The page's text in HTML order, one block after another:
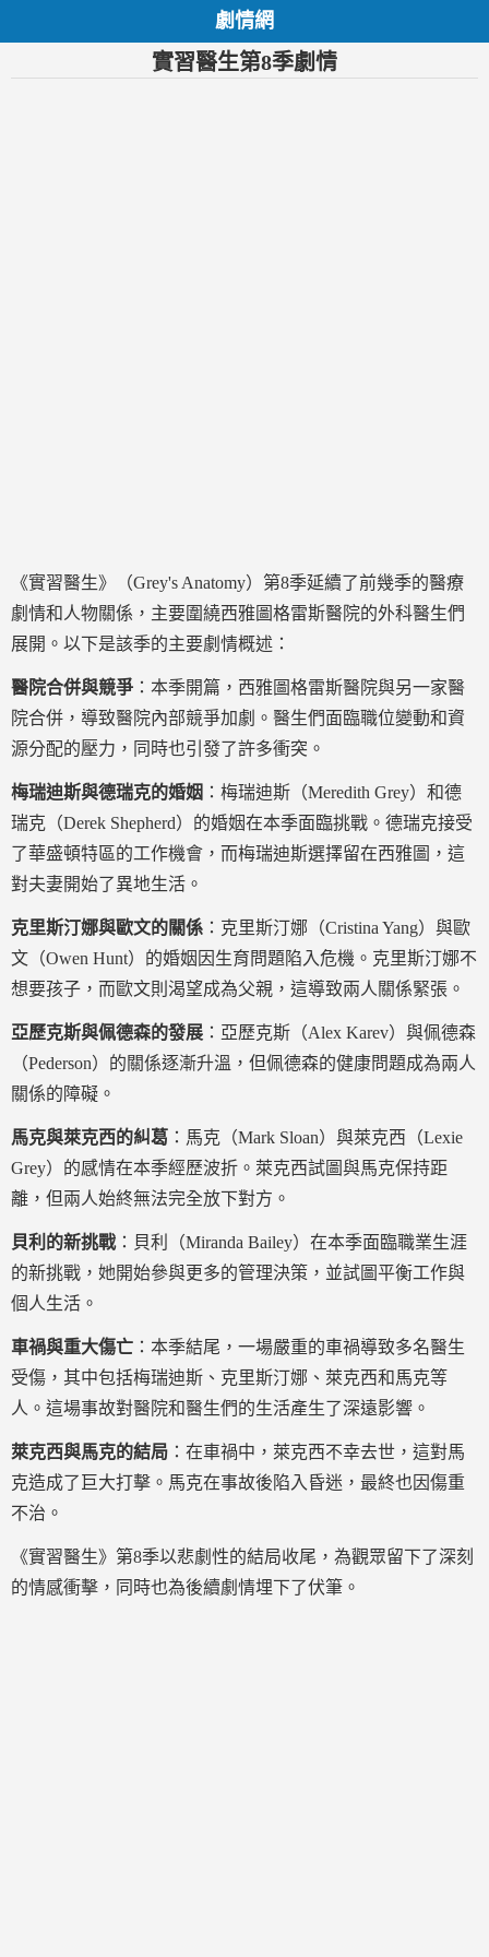
劇情網
實習醫生第8季劇情
《實習醫生》（Grey's Anatomy）第8季延續了前幾季的醫療
劇情和人物關係，主要圍繞西雅圖格雷斯醫院的外科醫生們
展開。以下是該季的主要劇情概述：
醫院合併與競爭 ：本季開篇，西雅圖格雷斯醫院與另一家醫
院合併，導致醫院內部競爭加劇。醫生們面臨職位變動和資
源分配的壓力，同時也引發了許多衝突。
梅瑞迪斯與德瑞克的婚姻 ：梅瑞迪斯（Meredith Grey）和德
瑞克（Derek Shepherd）的婚姻在本季面臨挑戰。德瑞克接受
了華盛頓特區的工作機會，而梅瑞迪斯選擇留在西雅圖，這
對夫妻開始了異地生活。
克里斯汀娜與歐文的關係 ：克里斯汀娜（Cristina Yang）與歐
文（Owen Hunt）的婚姻因生育問題陷入危機。克里斯汀娜不
想要孩子，而歐文則渴望成為父親，這導致兩人關係緊張。
亞歷克斯與佩德森的發展 ：亞歷克斯（Alex Karev）與佩德森
（Pederson）的關係逐漸升溫，但佩德森的健康問題成為兩人
關係的障礙。
馬克與萊克西的糾葛 ：馬克（Mark Sloan）與萊克西（Lexie
Grey）的感情在本季經歷波折。萊克西試圖與馬克保持距
離，但兩人始終無法完全放下對方。
貝利的新挑戰：貝利（Miranda Bailey）在本季面臨職業生涯
的新挑戰，她開始參與更多的管理決策，並試圖平衡工作與
個人生活。
車禍與重大傷亡 ：本季結尾，一場嚴重的車禍導致多名醫生
受傷，其中包括梅瑞迪斯、克里斯汀娜、萊克西和馬克等
人。這場事故對醫院和醫生們的生活產生了深遠影響。
萊克西與馬克的結局 ：在車禍中，萊克西不幸去世，這對馬
克造成了巨大打擊。馬克在事故後陷入昏迷，最終也因傷重
不治。
《實習醫生》第8季以悲劇性的結局收尾，為觀眾留下了深刻
的情感衝擊，同時也為後續劇情埋下了伏筆。